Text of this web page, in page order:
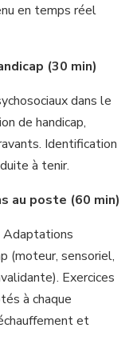
en temps réel
(30 min)
dans le
de handicap,
Identification
à tenir.
au poste (60 min)
Adaptations
(moteur, sensoriel,
Exercices
à chaque
et